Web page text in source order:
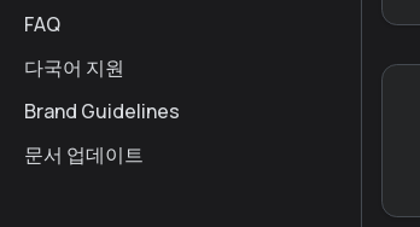
FAQ
다국어 지원
Brand Guidelines
문서 업데이트